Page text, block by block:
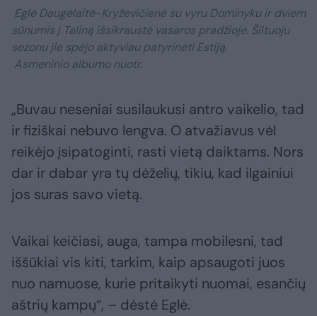
Eglė Daugėlaitė-Kryževičienė su vyru Dominyku ir dviem
sūnumis į Taliną išsikraustė vasaros pradžioje. Šiltuoju
sezonu jie spėjo aktyviau patyrinėti Estiją.
Asmeninio albumo nuotr.
„Buvau neseniai susilaukusi antro vaikelio, tad
ir fiziškai nebuvo lengva. O atvažiavus vėl
reikėjo įsipatoginti, rasti vietą daiktams. Nors
dar ir dabar yra tų dėželių, tikiu, kad ilgainiui
jos suras savo vietą.
Vaikai keičiasi, auga, tampa mobilesni, tad
iššūkiai vis kiti, tarkim, kaip apsaugoti juos
nuo namuose, kurie pritaikyti nuomai, esančių
aštrių kampų“, – dėstė Eglė.